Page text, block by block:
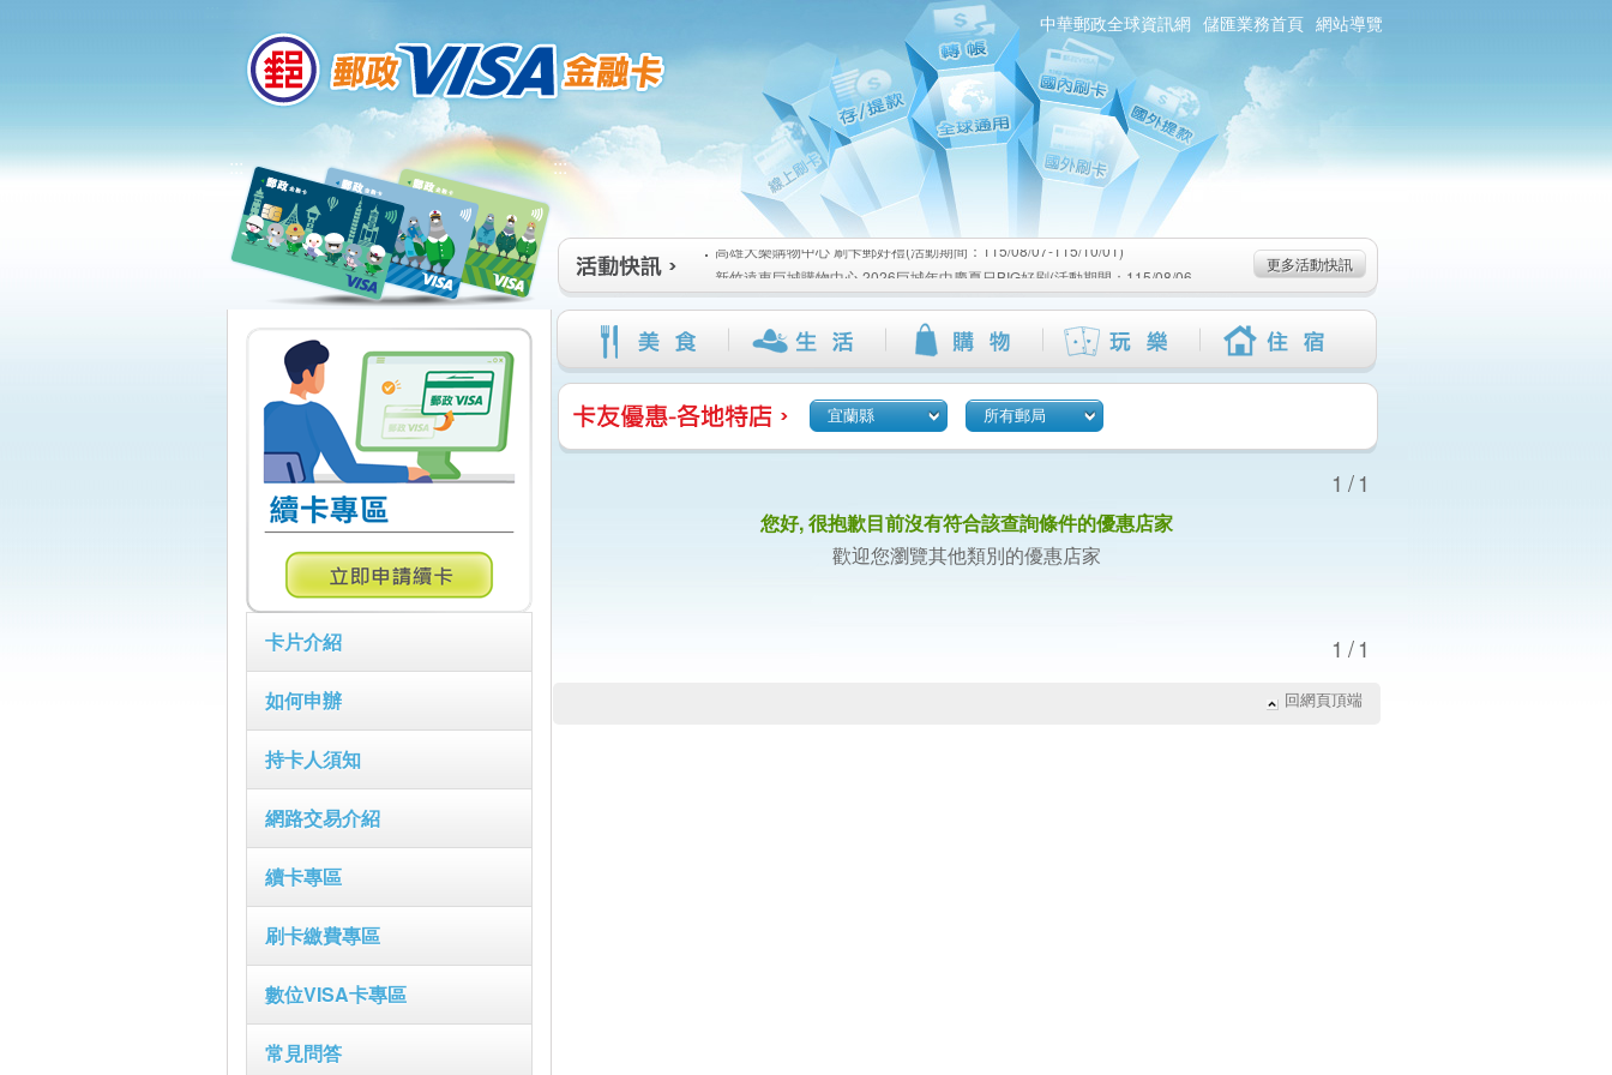
中華郵政全球資訊網 儲匯業務首頁 網站導覽
:::
卡片介紹
如何申辦
持卡人須知
網路交易介紹
續卡專區
刷卡繳費專區
數位VISA卡專區
常見問答
:::
高雄大樂購物中心 刷卡郵好禮(活動期間：115/08/07-115/10/01)
新竹遠東巨城購物中心 2026巨城年中慶夏日BIG好刷(活動期間：115/08/06-
115/08/26)
臺北三創生活 有點東西第2波 刷卡郵好禮(活動期間：115/08/06-115/09/02)
高雄大樂購物中心 刷卡郵好禮(活動期間：115/08/07-115/10/01)
新竹遠東巨城購物中心 2026巨城年中慶夏日BIG好刷(活動期間：115/08/06-
115/08/26)
臺北三創生活 有點東西第2波 刷卡郵好禮(活動期間：115/08/06-115/09/02)
更多活動快訊
宜蘭縣 所有郵局
1/1
您好, 很抱歉目前沒有符合該查詢條件的優惠店家
歡迎您瀏覽其他類別的優惠店家
1/1
回網頁頂端